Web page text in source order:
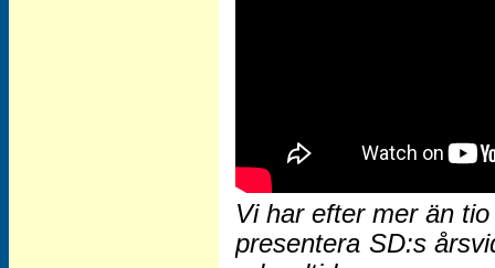
Vi har efter mer än
presentera SD:s